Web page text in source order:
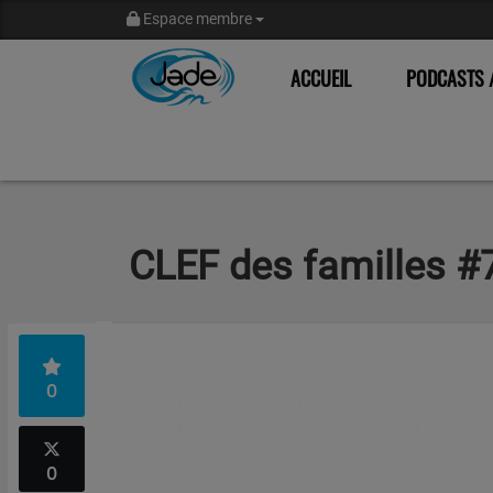
Espace membre
ACCUEIL PODCASTS
CLEF des familles
0
0